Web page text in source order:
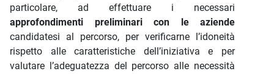
particolare, ad effettuare i necessari
approfondimenti preliminari con le aziende
candidatesi al percorso, per verificarne l’idoneità
rispetto alle caratteristiche dell’iniziativa e per
valutare l’adeguatezza del percorso alle necessità